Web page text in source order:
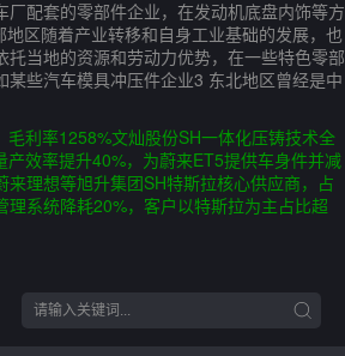
厂配套的零部件企业，在发动机底盘内饰等方
区随着产业转移和自身工业基础的发展，也
托当地的资源和劳动力优势，在一些特色零部
某些汽车模具冲压件企业3 东北地区曾经是中
利率1258%文灿股份SH一体化压铸技术全
效率提升40%，为蔚来ET5提供车身件并减
来理想等旭升集团SH特斯拉核心供应商，占
理系统降耗20%，客户以特斯拉为主占比超